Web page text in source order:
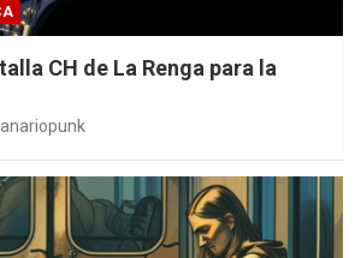
CH de La Renga para la